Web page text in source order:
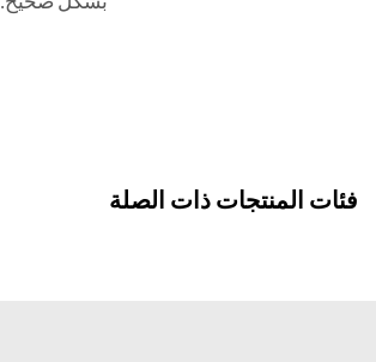
فئات المنتجات ذات الصلة